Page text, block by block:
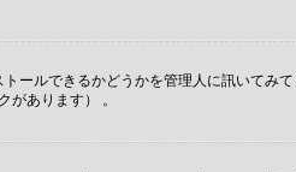
ールできるかどうかを管理人に訊いてみ
があります） 。